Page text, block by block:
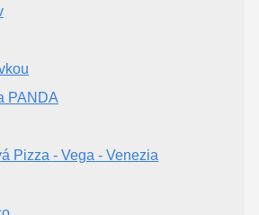
PANDA
Pizza - Vega - Venezia